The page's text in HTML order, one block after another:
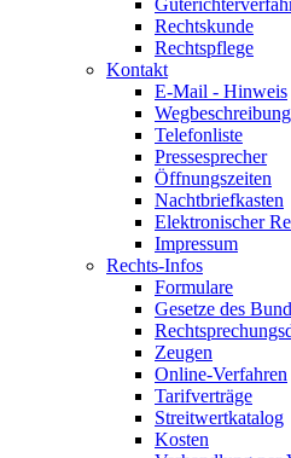
Rechtskunde
Rechtspflege
Kontakt
E-Mail - Hinweis
Wegbeschreibung
Telefonliste
Pressesprecher
Öffnungszeiten
Nachtbriefkasten
Elektronischer
Impressum
Rechts-Infos
Formulare
Gesetze des
Zeugen
Online-Verfahren
Tarifverträge
Streitwertkatalog
Kosten